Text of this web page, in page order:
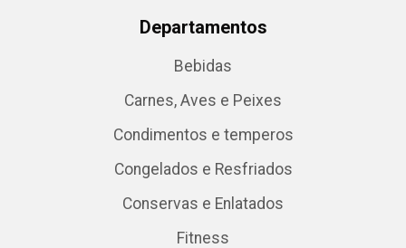
Departamentos
Bebidas
Carnes, Aves e Peixes
Condimentos e temperos
Congelados e Resfriados
Conservas e Enlatados
Fitness